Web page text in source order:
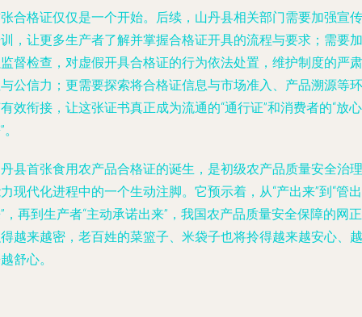
合格证仅仅是一个开始。后续，山丹县相关部门需要加强宣传
，让更多生产者了解并掌握合格证开具的流程与要求；需要加
督检查，对虚假开具合格证的行为依法处置，维护制度的严肃
公信力；更需要探索将合格证信息与市场准入、产品溯源等环
效衔接，让这张证书真正成为流通的“通行证”和消费者的“放心
县首张食用农产品合格证的诞生，是初级农产品质量安全治理
现代化进程中的一个生动注脚。它预示着，从“产出来”到“管出
，再到生产者“主动承诺出来”，我国农产品质量安全保障的网正
越来越密，老百姓的菜篮子、米袋子也将拎得越来越安心、越
舒心。